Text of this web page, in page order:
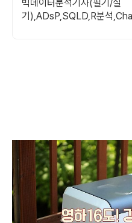
빅데이터분석기사(필기/실
기),ADsP,SQLD,R분석